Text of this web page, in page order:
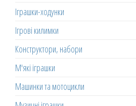
Іграшки-ходунки
Ігрові килимки
Конструктори, набори
М'які іграшки
Машинки та мотоцикли